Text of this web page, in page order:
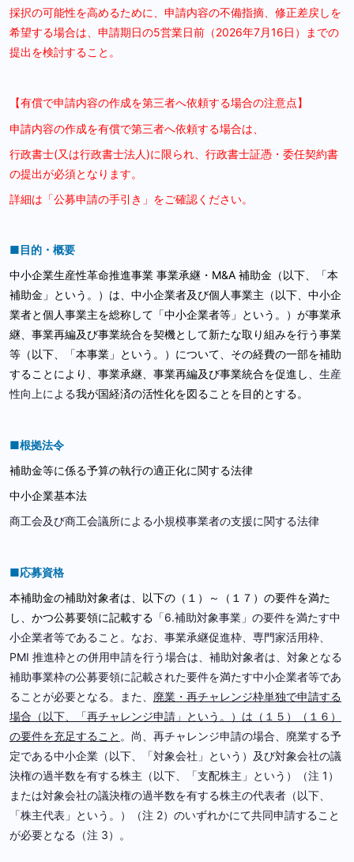
採択の可能性を高めるために、申請内容の不備指摘、修正差戻しを
希望する場合は、申請期日の5営業日前（2026年7月16日）までの
提出を検討すること。
【有償で申請内容の作成を第三者へ依頼する場合の注意点】
申請内容の作成を有償で第三者へ依頼する場合は、
行政書士(又は行政書士法人)に限られ、行政書士証憑・委任契約書
の提出が必須となります。
詳細は「公募申請の手引き」をご確認ください。
■目的・概要
中小企業生産性革命推進事業 事業承継・M&A 補助金（以下、「本
補助金」という。）は、中小企業者及び個人事業主（以下、中小企
業者と個人事業主を総称して「中小企業者等」という。）が事業承
継、事業再編及び事業統合を契機として新たな取り組みを行う事業
等（以下、「本事業」という。）について、その経費の一部を補助
することにより、事業承継、事業再編及び事業統合を促進し、 生産
性向上による我が国経済の活性化を図ることを目的とする。
■根拠法令
補助金等に係る予算の執行の適正化に関する法律
中小企業基本法
商工会及び商工会議所による小規模事業者の支援に関する法律
■応募資格
本補助金の補助対象者は、以下の（１）～（１７）の要件を満た
し、かつ公募要領に記載する 「6.補助対象事業」の要件を満たす中
小企業者等であること。なお、事業承継促進枠、専門家活用枠、
PMI 推進枠との併用申請を行う場合は、補助対象者は、対象となる
補助事業枠の公募要領に記載された要件を満たす中小企業者等であ
ることが必要となる。また、 廃業・再チャレンジ枠単独で申請する
場合（以下、「再チャレンジ申請」という。）は（１５）（１６）
の要件を充足すること 。尚、再チャレンジ申請の場合、廃業する予
定である中小企業（以下、「対象会社」という）及び対象会社の議
決権の過半数を有する株主（以下、「支配株主」という）（注 1）
または対象会社の議決権の過半数を有する株主の代表者（以下、
「株主代表」という。）（注 2）のいずれかにて共同申請すること
が必要となる（注 3）。